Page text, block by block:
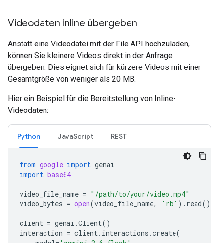
Videodaten inline übergeben
Anstatt eine Videodatei mit der File API hochzuladen,
können Sie kleinere Videos direkt in der Anfrage
übergeben. Dies eignet sich für kürzere Videos mit einer
Gesamtgröße von weniger als 20 MB.
Hier ein Beispiel für die Bereitstellung von Inline-
Videodaten:
Python JavaScript REST
from google import genai
import base64
video_file_name = "/path/to/your/video.mp4"
video_bytes = open(video_file_name, 'rb' ) . read()
client = genai .Client()
interaction = client. interactions .create(